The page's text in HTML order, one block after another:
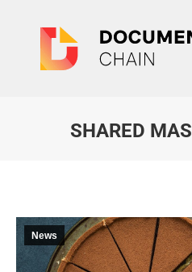
SHARED
News